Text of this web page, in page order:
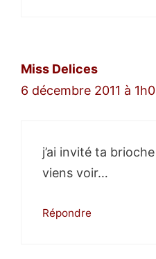
Miss Delices
6 décembre 2011 à
j’ai invité ta
viens voir…
Répondre